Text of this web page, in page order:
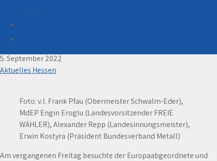
FREIE WÄHLER beim Unternehmertag des
hessischen Metallhandwerks
5. September 2022
Aktuelles Hessen
Foto: v.l. Frank Pfau (Obermeister Schwalm-Eder),
MdEP Engin Eroglu (Landesvorsitzender FREIE
WÄHLER), Alexander Repp (Landesinnungsmeister),
Erwin Kostyra (Präsident Bundesverband Metall)
Am vergangenen Freitag besuchte der Europaabgeordnete und